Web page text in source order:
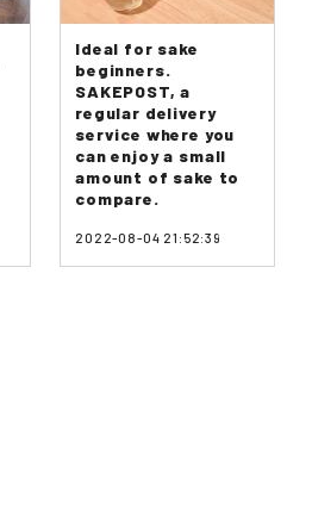
Ideal for sake
beginners.
SAKEPOST, a
regular delivery
service where you
can enjoy a small
amount of sake to
compare.
2022-08-04 21:52:39